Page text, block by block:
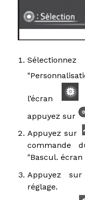
l’écran
appuyez sur
Appuyez sur
commande
"Bascul.
Appuyez sur
réglage.